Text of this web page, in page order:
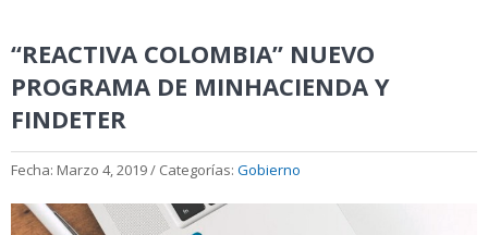
“REACTIVA COLOMBIA” NUEVO
PROGRAMA DE MINHACIENDA Y
FINDETER
Fecha: Marzo 4, 2019 / Categorías: Gobierno